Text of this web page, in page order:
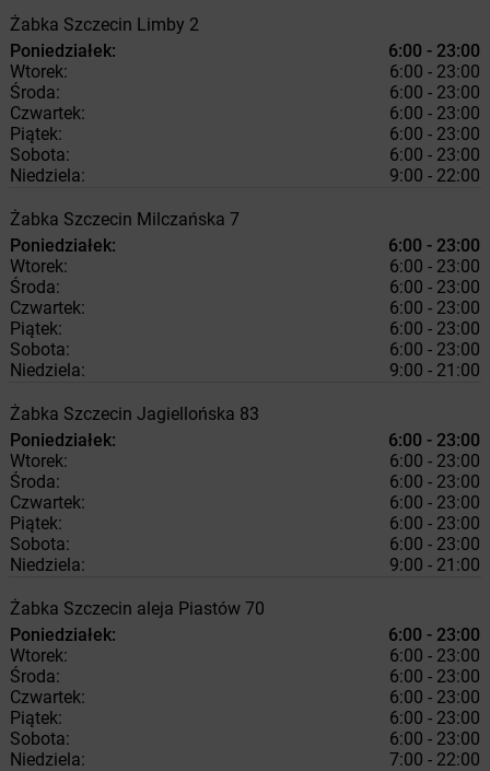
Żabka Szczecin Limby 2
Poniedziałek:
6:00 - 23:00
Wtorek:
6:00 - 23:00
Środa:
6:00 - 23:00
Czwartek:
6:00 - 23:00
Piątek:
6:00 - 23:00
Sobota:
6:00 - 23:00
Niedziela:
9:00 - 22:00
Żabka Szczecin Milczańska 7
Poniedziałek:
6:00 - 23:00
Wtorek:
6:00 - 23:00
Środa:
6:00 - 23:00
Czwartek:
6:00 - 23:00
Piątek:
6:00 - 23:00
Sobota:
6:00 - 23:00
Niedziela:
9:00 - 21:00
Żabka Szczecin Jagiellońska 83
Poniedziałek:
6:00 - 23:00
Wtorek:
6:00 - 23:00
Środa:
6:00 - 23:00
Czwartek:
6:00 - 23:00
Piątek:
6:00 - 23:00
Sobota:
6:00 - 23:00
Niedziela:
9:00 - 21:00
Żabka Szczecin aleja Piastów 70
Poniedziałek:
6:00 - 23:00
Wtorek:
6:00 - 23:00
Środa:
6:00 - 23:00
Czwartek:
6:00 - 23:00
Piątek:
6:00 - 23:00
Sobota:
6:00 - 23:00
Niedziela:
7:00 - 22:00